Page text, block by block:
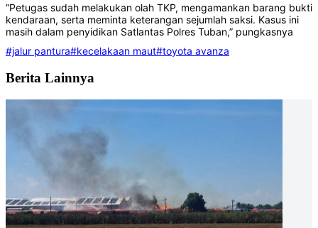
“Petugas sudah melakukan olah TKP, mengamankan barang bukti
kendaraan, serta meminta keterangan sejumlah saksi. Kasus ini
masih dalam penyidikan Satlantas Polres Tuban,” pungkasnya
#jalur pantura#kecelakaan maut#toyota avanza
Berita Lainnya